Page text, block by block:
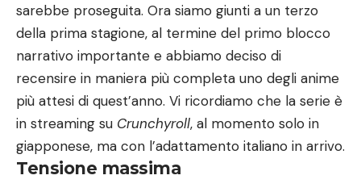
sarebbe proseguita. Ora siamo giunti a un terzo
della prima stagione, al termine del primo blocco
narrativo importante e abbiamo deciso di
recensire in maniera più completa uno degli anime
più attesi di quest’anno. Vi ricordiamo che la serie è
in streaming su Crunchyroll, al momento solo in
giapponese, ma con l’adattamento italiano in arrivo.
Tensione massima